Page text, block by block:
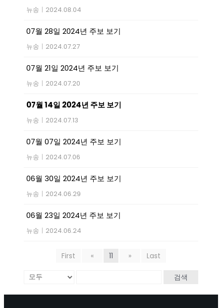
뉴송 | 2024.08.04
07월 28일 2024년 주보 보기
뉴송 | 2024.07.27
07월 21일 2024년 주보 보기
뉴송 | 2024.07.20
07월 14일 2024년 주보 보기
뉴송 | 2024.07.13
07월 07일 2024년 주보 보기
뉴송 | 2024.07.06
06월 30일 2024년 주보 보기
뉴송 | 2024.06.29
06월 23일 2024년 주보 보기
뉴송 | 2024.06.24
First « 11 » Last
검색